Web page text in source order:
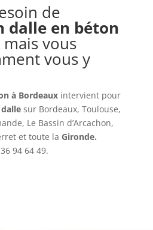
de
dalle en béton
mais vous
vous y
à Bordeauxintervient pour
sur Bordeaux, Toulouse,
Le Bassin d’Arcachon,
et toute la Gironde.
94 64 49.